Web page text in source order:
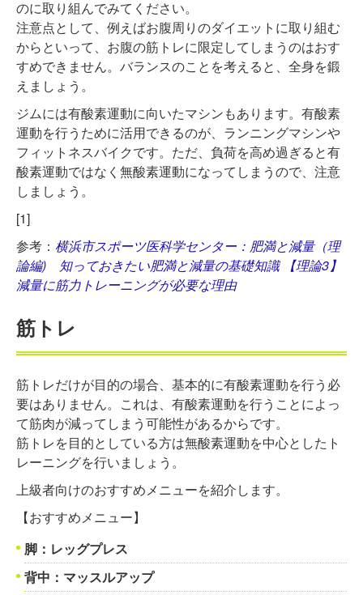
のに取り組んでみてください。
注意点として、例えばお腹周りのダイエットに取り組む
からといって、お腹の筋トレに限定してしまうのはおす
すめできません。バランスのことを考えると、全身を鍛
えましょう。
ジムには有酸素運動に向いたマシンもあります。有酸素
運動を行うために活用できるのが、ランニングマシンや
フィットネスバイクです。ただ、負荷を高め過ぎると有
酸素運動ではなく無酸素運動になってしまうので、注意
しましょう。
[1]
参考： 横浜市スポーツ医科学センター：肥満と減量（理
論編) 知っておきたい肥満と減量の基礎知識 【理論3】
減量に筋力トレーニングが必要な理由
筋トレ
筋トレだけが目的の場合、基本的に有酸素運動を行う必
要はありません。これは、有酸素運動を行うことによっ
て筋肉が減ってしまう可能性があるからです。
筋トレを目的としている方は無酸素運動を中心としたト
レーニングを行いましょう。
上級者向けのおすすめメニューを紹介します。
【おすすめメニュー】
脚：レッグプレス
背中：マッスルアップ